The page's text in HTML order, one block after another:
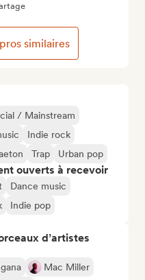
/ Mainstream
Indie rock
Trap Urban pop
ouverts à recevoir
Dance music
Indie pop
d’artistes
Mac Miller
similaires